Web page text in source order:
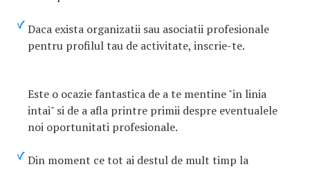
Daca exista organizatii sau asociatii profesionale
pentru profilul tau de activitate, inscrie-te.
Este o ocazie fantastica de a te mentine "in linia
intai" si de a afla printre primii despre eventualele
noi oportunitati profesionale.
Din moment ce tot ai destul de mult timp la